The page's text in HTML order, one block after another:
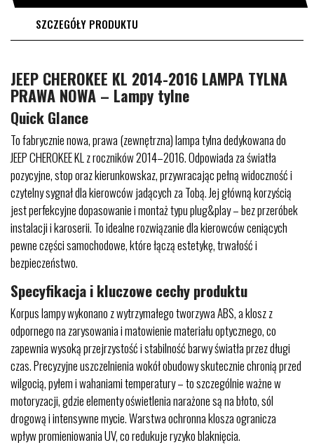
SZCZEGÓŁY PRODUKTU
JEEP CHEROKEE KL 2014-2016 LAMPA TYLNA
PRAWA NOWA – Lampy tylne
Quick Glance
To fabrycznie nowa, prawa (zewnętrzna) lampa tylna dedykowana do
JEEP CHEROKEE KL z roczników 2014–2016. Odpowiada za światła
pozycyjne, stop oraz kierunkowskaz, przywracając pełną widoczność i
czytelny sygnał dla kierowców jadących za Tobą. Jej główną korzyścią
jest perfekcyjne dopasowanie i montaż typu plug&play – bez przeróbek
instalacji i karoserii. To idealne rozwiązanie dla kierowców ceniących
pewne części samochodowe, które łączą estetykę, trwałość i
bezpieczeństwo.
Specyfikacja i kluczowe cechy produktu
Korpus lampy wykonano z wytrzymałego tworzywa ABS, a klosz z
odpornego na zarysowania i matowienie materiału optycznego, co
zapewnia wysoką przejrzystość i stabilność barwy światła przez długi
czas. Precyzyjne uszczelnienia wokół obudowy skutecznie chronią przed
wilgocią, pyłem i wahaniami temperatury – to szczególnie ważne w
motoryzacji, gdzie elementy oświetlenia narażone są na błoto, sól
drogową i intensywne mycie. Warstwa ochronna klosza ogranicza
wpływ promieniowania UV, co redukuje ryzyko blaknięcia.